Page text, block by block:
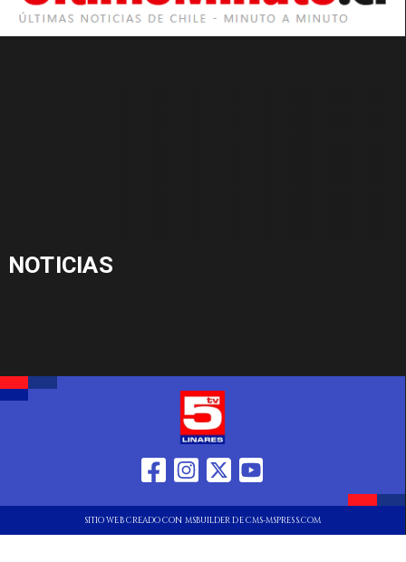
NOTICIAS
SITIO WEB CREADO CON MSBUILDER DE CMS-MSPRESS.COM